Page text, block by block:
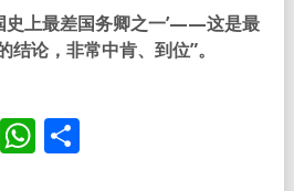
史上最差国务卿之一’——这是最
论，非常中肯、到位”。
WhatsApp
分